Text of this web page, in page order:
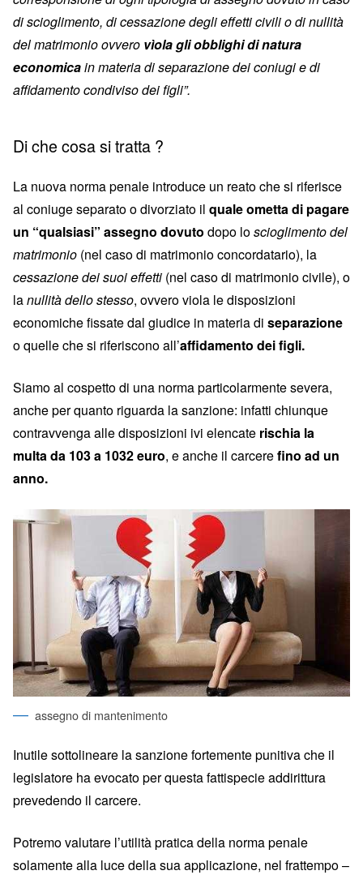
di scioglimento, di cessazione degli effetti civili o di nullità
del matrimonio ovvero vìola gli obblighi di natura
economicain materia di separazione dei coniugi e di
affidamento condiviso dei figli”.
Di che cosa si tratta ?
La nuova norma penale introduce un reato che si riferisce
al coniuge separato o divorziato il quale ometta di pagare
un “qualsiasi” assegno dovuto dopo loscioglimento del
matrimonio (nel caso di matrimonio concordatario), la
cessazione dei suoi effetti (nel caso di matrimonio civile), o
lanullità dello stesso, ovvero viola le disposizioni
economiche fissate dal giudice in materia di separazione
o quelle che si riferiscono all’affidamento dei figli.
Siamo al cospetto di una norma particolarmente severa,
anche per quanto riguarda la sanzione: infatti chiunque
contravvenga alle disposizioni ivi elencate rischia la
multa da 103 a 1032 euro, e anche il carcerefino ad un
anno.
assegno di mantenimento
Inutile sottolineare la sanzione fortemente punitiva che il
legislatore ha evocato per questa fattispecie addirittura
prevedendo il carcere.
Potremo valutare l’utilità pratica della norma penale
solamente alla luce della sua applicazione, nel frattempo –